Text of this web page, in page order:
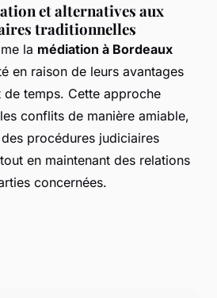
et alternatives aux
traditionnelles
la médiation à Bordeaux
en raison de leurs avantages
temps. Cette approche
conflits de manière amiable,
procédures judiciaires
en maintenant des relations
concernées.